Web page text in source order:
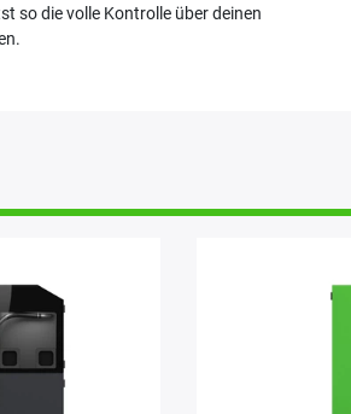
so die volle Kontrolle über deinen